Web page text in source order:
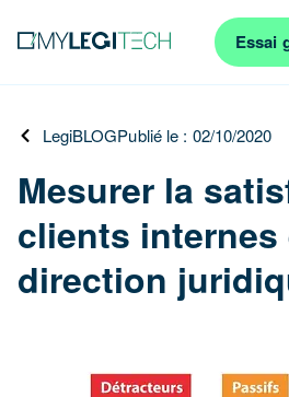
Essai
LegiBLOGPublié le : 02/10/2020
Mesurer la
clients internes
direction